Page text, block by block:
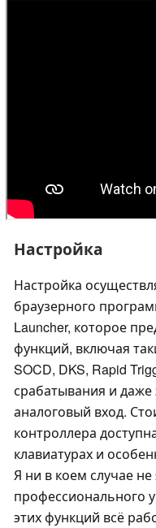
Настройка
Настройка
браузерного
Launcher, которое
функций, включая
SOCD, DKS, Rapid
срабатывания и
аналоговый вход.
контроллера
клавиатурах и
Я ни в коем случае
профессионального
этих функций всё